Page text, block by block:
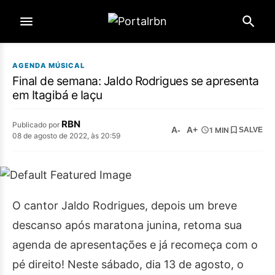
AGENDA MÚSICAL
Final de semana: Jaldo Rodrigues se apresenta
em Itagibá e Iaçu
Publicado por RBN
08 de agosto de 2022, às 20:59
A- A+ 1 MIN SALVE
O cantor Jaldo Rodrigues, depois um breve
descanso após maratona junina, retoma sua
agenda de apresentações e já recomeça com o
pé direito! Neste sábado, dia 13 de agosto, o